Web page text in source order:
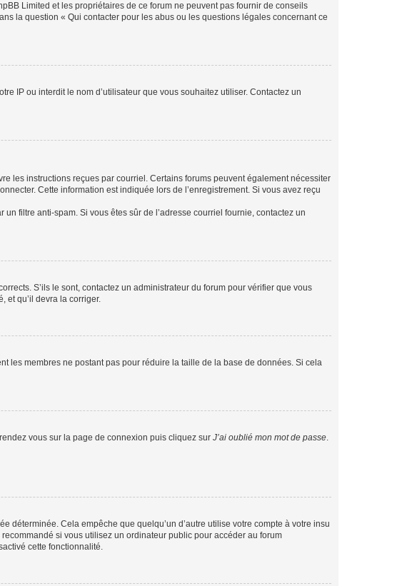
Limited et les propriétaires de ce forum ne peuvent pas fournir de conseils
la question « Qui contacter pour les abus ou les questions légales concernant ce
IP ou interdit le nom d’utilisateur que vous souhaitez utiliser. Contactez un
les instructions reçues par courriel. Certains forums peuvent également nécessiter
Cette information est indiquée lors de l’enregistrement. Si vous avez reçu
filtre anti-spam. Si vous êtes sûr de l’adresse courriel fournie, contactez un
S’ils le sont, contactez un administrateur du forum pour vérifier que vous
et qu’il devra la corriger.
les membres ne postant pas pour réduire la taille de la base de données. Si cela
vous sur la page de connexion puis cliquez sur J’ai oublié mon mot de passe.
déterminée. Cela empêche que quelqu’un d’autre utilise votre compte à votre insu
recommandé si vous utilisez un ordinateur public pour accéder au forum
cette fonctionnalité.